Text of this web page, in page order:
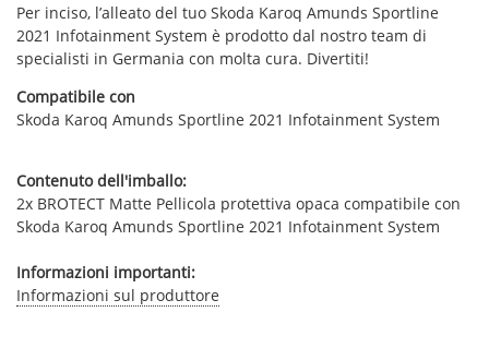
Per inciso, l’alleato del tuo Skoda Karoq Amunds Sportline
2021 Infotainment System è prodotto dal nostro team di
specialisti in Germania con molta cura. Divertiti!
Compatibile con
Skoda Karoq Amunds Sportline 2021 Infotainment System
Contenuto dell'imballo:
2x BROTECT Matte Pellicola protettiva opaca compatibile con
Skoda Karoq Amunds Sportline 2021 Infotainment System
Informazioni importanti:
Informazioni sul produttore